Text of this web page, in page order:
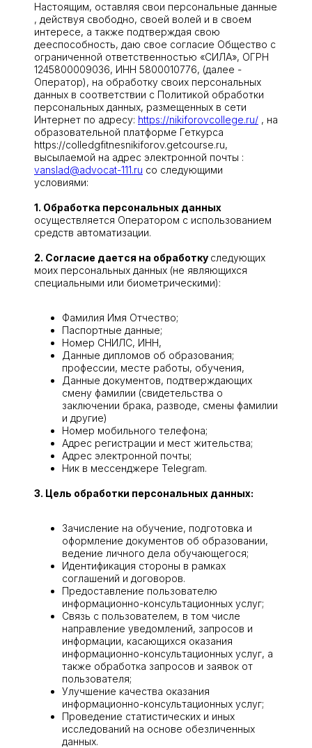
Настоящим, оставляя свои персональные данные
, действуя свободно, своей волей и в своем
интересе, а также подтверждая свою
дееспособность, даю свое согласие Общество с
ограниченной ответственностью «СИЛА», ОГРН
1245800009036, ИНН 5800010776, (далее -
Оператор), на обработку своих персональных
данных в соответствии с Политикой обработки
персональных данных, размещенных в сети
Интернет по адресу: https://nikiforovcollege.ru/ , на
образовательной платформе Геткурса
https://colledgfitnesnikiforov.getcourse.ru,
высылаемой на адрес электронной почты :
vanslad@advocat-111.ru со следующими
условиями:
1. Обработка персональных данных
осуществляется Оператором с использованием
средств автоматизации.
2. Согласие дается на обработку следующих
моих персональных данных (не являющихся
специальными или биометрическими):
Фамилия Имя Отчество;
Паспортные данные;
Номер СНИЛС, ИНН,
Данные дипломов об образования;
профессии, месте работы, обучения,
Данные документов, подтверждающих
смену фамилии (свидетельства о
заключении брака, разводе, смены фамилии
и другие)
Номер мобильного телефона;
Адрес регистрации и мест жительства;
Адрес электронной почты;
Ник в мессенджере Telegram.
3. Цель обработки персональных данных:
Зачисление на обучение, подготовка и
оформление документов об образовании,
ведение личного дела обучающегося;
Идентификация стороны в рамках
соглашений и договоров.
Предоставление пользователю
информационно-консультационных услуг;
Связь с пользователем, в том числе
направление уведомлений, запросов и
информации, касающихся оказания
информационно-консультационных услуг, а
также обработка запросов и заявок от
пользователя;
Улучшение качества оказания
информационно-консультационных услуг;
Проведение статистических и иных
исследований на основе обезличенных
данных.